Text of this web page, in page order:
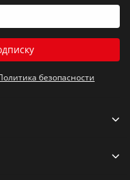
безопасности